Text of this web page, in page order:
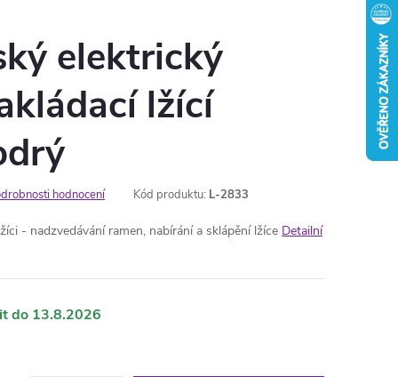
elektrický
lžící
hodnocení Kód produktu: L-2833
- nadzvedávání ramen, nabírání a sklápění lžíce Detailní
13.8.2026